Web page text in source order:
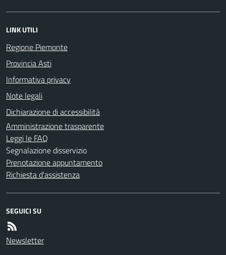
LINK UTILI
Regione Piemonte
Provincia Asti
Informativa privacy
Note legali
Dichiarazione di accessibilità
Amministrazione trasparente
Leggi le FAQ
Segnalazione disservizio
Prenotazione appuntamento
Richiesta d'assistenza
SEGUICI SU
Newsletter